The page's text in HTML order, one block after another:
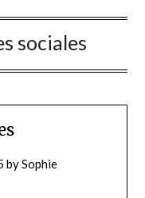
sociales
bySophie